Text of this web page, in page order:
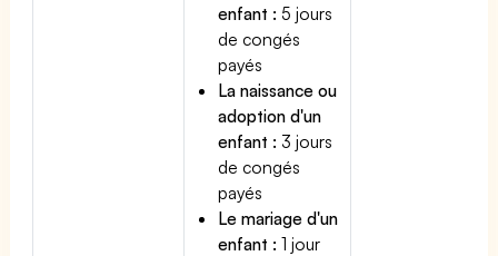
enfant : 5 jours
de congés
payés
La naissance ou
adoption d'un
enfant : 3 jours
de congés
payés
Le mariage d'un
enfant : 1 jour